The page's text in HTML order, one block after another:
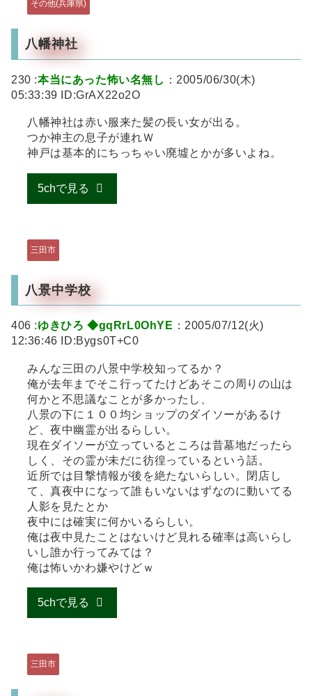
その他(兵庫県)
八幡神社
230 :本当にあった怖い名無し ：2005/06/30(木)
05:33:39 ID:GrAX22o2O
八幡神社は赤い服来た髪の長い女が出る。
つか神主の息子が連れＷ
神戸は基本的にちっちゃい廃墟とかが多いよね。
5chで見る
三田市
八景中学校
406 :ゆきひろ ◆gqRrL0OhYE ：2005/07/12(火)
12:36:46 ID:Bygs0T+C0
みんな三田の八景中学校知ってるか？
俺が去年までそこ行ってたけどあそこの周りの山は
何かと不思議なことが多かったし、
八景の下に１００均ショップのダイソーがあるけ
ど、夜中幽霊が出るらしい。
現在ダイソーが立っているところは昔墓地だったら
しく、その霊が未だに彷徨っているという話。
近所では目撃情報が後を絶たないらしい。閉店し
て、真夜中になって誰もいないはずなのに動いてる
人影を見たとか
夜中には確実に何かいるらしい。
俺は夜中見たことはないけど見れる確率は高いらし
いし誰か行ってみては？
俺は怖いかわ嫌やけどｗ
5chで見る
三田市